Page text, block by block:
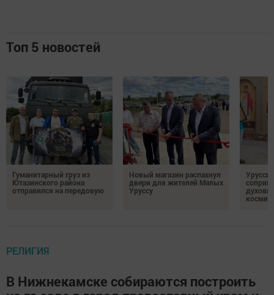
Топ 5 новостей
Гуманитарный груз из
Ютазинского района
отправился на передовую
Новый магазин распахнул
двери для жителей Малых
Уруссу
РЕЛИГИЯ
В Нижнекамске собираются построить